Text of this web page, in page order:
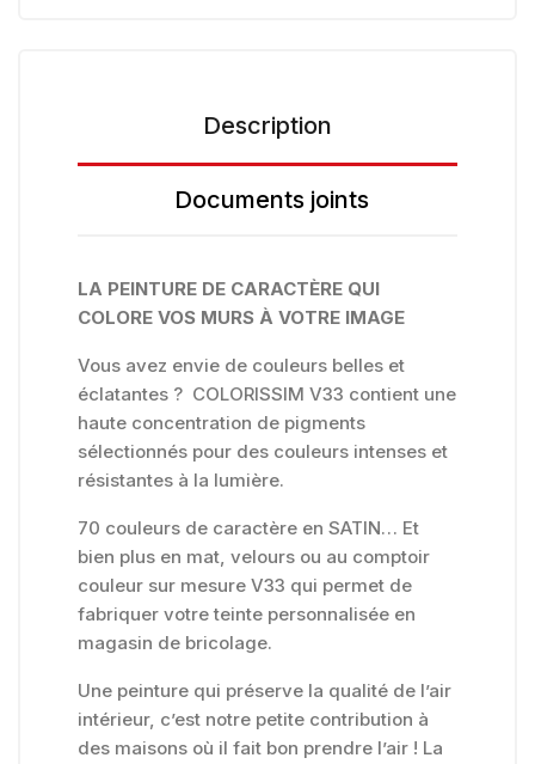
Description
Documents joints
LA PEINTURE DE CARACTÈRE QUI
COLORE VOS MURS À VOTRE IMAGE
Vous avez envie de couleurs belles et
éclatantes ? COLORISSIM V33 contient une
haute concentration de pigments
sélectionnés pour des couleurs intenses et
résistantes à la lumière.
70 couleurs de caractère en SATIN… Et
bien plus en mat, velours ou au comptoir
couleur sur mesure V33 qui permet de
fabriquer votre teinte personnalisée en
magasin de bricolage.
Une peinture qui préserve la qualité de l’air
intérieur, c’est notre petite contribution à
des maisons où il fait bon prendre l’air ! La